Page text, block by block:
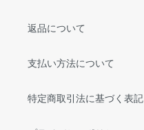
返品について
支払い方法について
特定商取引法に基づく表記